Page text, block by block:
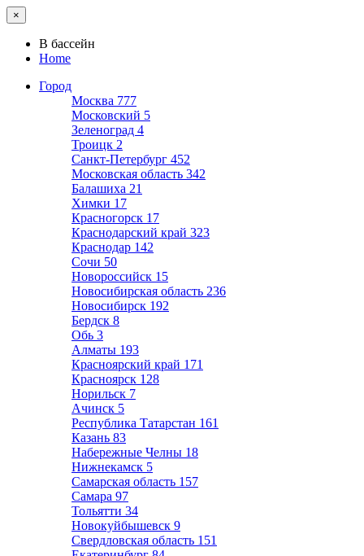
×
В бассейн
Home
Город
Москва 777
Московский 5
Зеленоград 4
Троицк 2
Санкт-Петербург 452
Московская область 342
Балашиха 21
Химки 17
Красногорск 17
Краснодарский край 323
Краснодар 142
Сочи 50
Новороссийск 15
Новосибирская область 236
Новосибирск 192
Бердск 8
Обь 3
Алматы 193
Красноярский край 171
Красноярск 128
Норильск 7
Ачинск 5
Республика Татарстан 161
Казань 83
Набережные Челны 18
Нижнекамск 5
Самарская область 157
Самара 97
Тольятти 34
Новокуйбышевск 9
Свердловская область 151